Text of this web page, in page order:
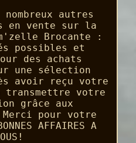
autres
en vente sur la
Brocante :
possibles et
des achats
une sélection
avoir reçu votre
transmettre votre
grâce aux
pour votre
AFFAIRES A